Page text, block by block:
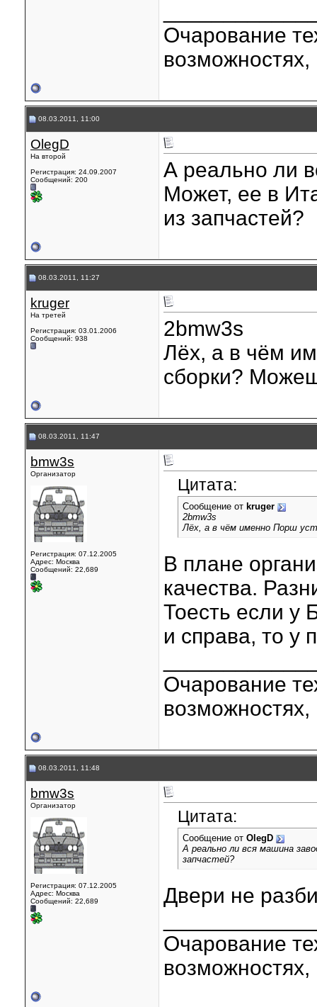
Очарование
возможностях,
08.03.2011, 11:00
OlegD
На второй
Регистрация: 24.09.2007
Сообщений: 200
А реально ли
Может, ее в
из запчастей?
08.03.2011, 11:27
kruger
На третей
Регистрация: 03.01.2006
Сообщений: 938
2bmw3s
Лёх, а в чём
сборки?
08.03.2011, 11:47
bmw3s
Организатор
Регистрация: 07.12.2005
Адрес: Москва
Сообщений: 22,689
Цитата:
Сообщение от kruger
2bmw3s
Лёх, а в чём именно Порш
В плане
качества.
Тоесть если у
и справа, то у
Очарование
возможностях,
08.03.2011, 11:48
bmw3s
Организатор
Регистрация: 07.12.2005
Адрес: Москва
Сообщений: 22,689
Цитата:
Сообщение от OlegD
А реально ли вся машина
запчастей?
Двери не
Очарование
возможностях,